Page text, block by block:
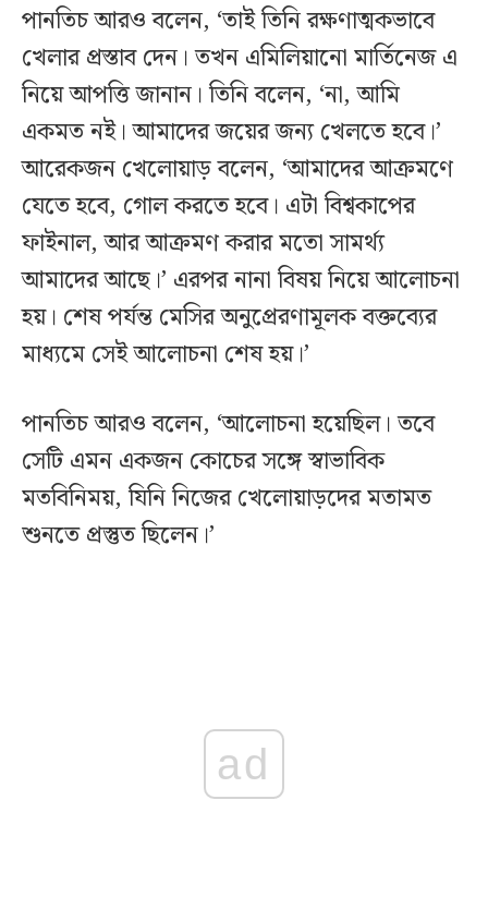
পানতিচ আরও বলেন, ‘তাই তিনি রক্ষণাত্মকভাবে
খেলার প্রস্তাব দেন। তখন এমিলিয়ানো মার্তিনেজ এ
নিয়ে আপত্তি জানান। তিনি বলেন, ‘না, আমি
একমত নই। আমাদের জয়ের জন্য খেলতে হবে।’
আরেকজন খেলোয়াড় বলেন, ‘আমাদের আক্রমণে
যেতে হবে, গোল করতে হবে। এটা বিশ্বকাপের
ফাইনাল, আর আক্রমণ করার মতো সামর্থ্য
আমাদের আছে।’ এরপর নানা বিষয় নিয়ে আলোচনা
হয়। শেষ পর্যন্ত মেসির অনুপ্রেরণামূলক বক্তব্যের
মাধ্যমে সেই আলোচনা শেষ হয়।’
পানতিচ আরও বলেন, ‘আলোচনা হয়েছিল। তবে
সেটি এমন একজন কোচের সঙ্গে স্বাভাবিক
মতবিনিময়, যিনি নিজের খেলোয়াড়দের মতামত
শুনতে প্রস্তুত ছিলেন।’
ad